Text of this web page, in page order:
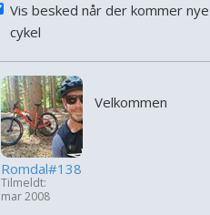
Vis besked når der kommer
cykel
Romdal#138
Tilmeldt:
mar 2008
Velkommen